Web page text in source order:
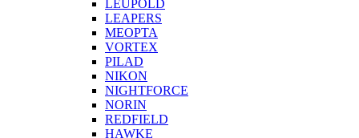
LEUPOLD
LEAPERS
MEOPTA
VORTEX
PILAD
NIKON
NIGHTFORCE
NORIN
REDFIELD
HAWKE